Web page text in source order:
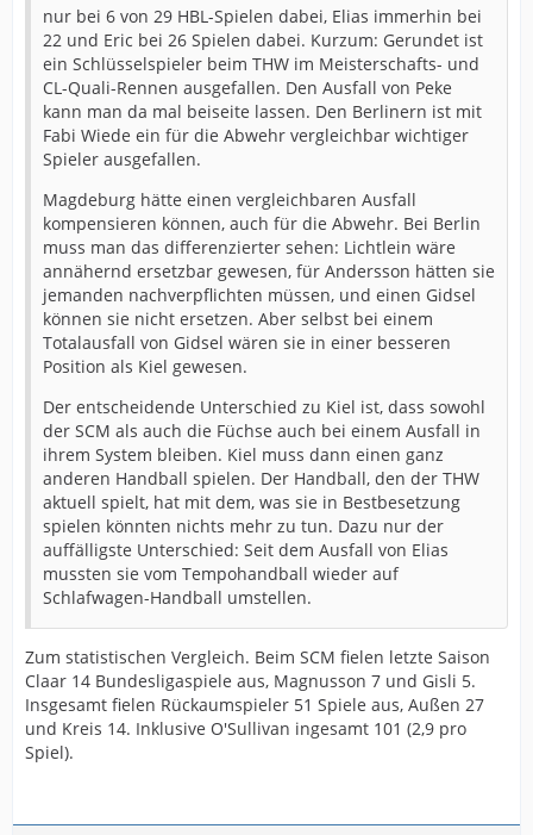
nur bei 6 von 29 HBL-Spielen dabei, Elias immerhin bei
22 und Eric bei 26 Spielen dabei. Kurzum: Gerundet ist
ein Schlüsselspieler beim THW im Meisterschafts- und
CL-Quali-Rennen ausgefallen. Den Ausfall von Peke
kann man da mal beiseite lassen. Den Berlinern ist mit
Fabi Wiede ein für die Abwehr vergleichbar wichtiger
Spieler ausgefallen.
Magdeburg hätte einen vergleichbaren Ausfall
kompensieren können, auch für die Abwehr. Bei Berlin
muss man das differenzierter sehen: Lichtlein wäre
annähernd ersetzbar gewesen, für Andersson hätten sie
jemanden nachverpflichten müssen, und einen Gidsel
können sie nicht ersetzen. Aber selbst bei einem
Totalausfall von Gidsel wären sie in einer besseren
Position als Kiel gewesen.
Der entscheidende Unterschied zu Kiel ist, dass sowohl
der SCM als auch die Füchse auch bei einem Ausfall in
ihrem System bleiben. Kiel muss dann einen ganz
anderen Handball spielen. Der Handball, den der THW
aktuell spielt, hat mit dem, was sie in Bestbesetzung
spielen könnten nichts mehr zu tun. Dazu nur der
auffälligste Unterschied: Seit dem Ausfall von Elias
mussten sie vom Tempohandball wieder auf
Schlafwagen-Handball umstellen.
Zum statistischen Vergleich. Beim SCM fielen letzte Saison
Claar 14 Bundesligaspiele aus, Magnusson 7 und Gisli 5.
Insgesamt fielen Rückaumspieler 51 Spiele aus, Außen 27
und Kreis 14. Inklusive O'Sullivan ingesamt 101 (2,9 pro
Spiel).